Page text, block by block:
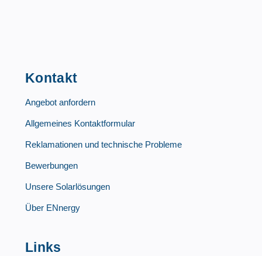
Links
Kontakt
Angebot anfordern
Allgemeines Kontaktformular
Reklamationen und technische Probleme
Bewerbungen
Unsere Solarlösungen
Über ENnergy